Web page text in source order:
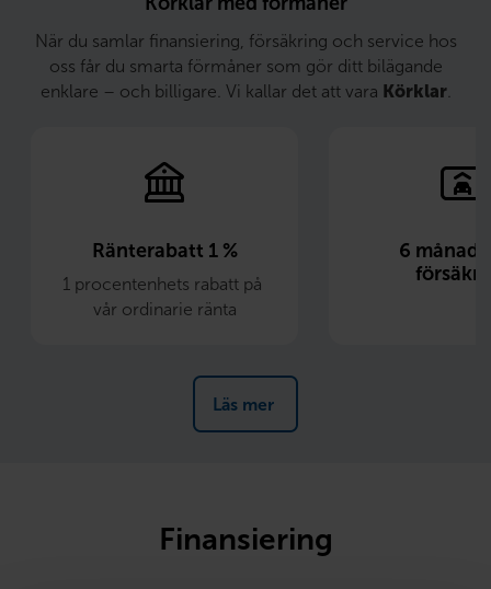
När du samlar finansiering, försäkring och service hos
oss får du smarta förmåner som gör ditt bilägande
enklare – och billigare. Vi kallar det att vara Körklar.
Ränterabatt 1 %
1 procentenhets rabatt på
vår ordinarie ränta
6
Läs mer
Finansiering